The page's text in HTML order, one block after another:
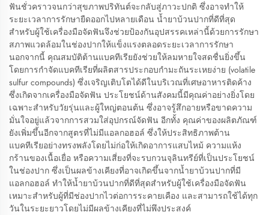
ฟันชั่วคราวจนกว่าสุขภาพปริทันต์จะกลับสู่ภาวะปกติ ซึ่งอาจทำให้
ระยะเวลาการรักษายืดออกไปหลายเดือน น้ำยาบ้วนปากที่ดีที่สุด
สำหรับผู้ใช้เครื่องมือจัดฟันจึงช่วยป้องกันอุปสรรคเหล่านี้ด้วยการรักษา
สภาพแวดล้อมในช่องปากให้แข็งแรงตลอดระยะเวลาการรักษา
นอกจากนี้ คุณสมบัติต้านแบคทีเรียยังช่วยให้ลมหายใจสดชื่นยิ่งขึ้น
โดยการกำจัดแบคทีเรียที่ผลิตสารประกอบกำมะถันระเหยง่าย (volatile
sulfur compounds) ซึ่งเจริญเติบโตได้ดีในบริเวณที่เศษอาหารติดค้าง
ซึ่งเกิดจากเครื่องมือจัดฟัน ประโยชน์ด้านสังคมนี้มีคุณค่าอย่างยิ่งโดย
เฉพาะสำหรับวัยรุ่นและผู้ใหญ่ตอนต้น ซึ่งอาจรู้สึกอายหรือขาดความ
มั่นใจอยู่แล้วจากการสวมใส่อุปกรณ์จัดฟัน อีกทั้ง คุณค่าของผลิตภัณฑ์
ยังเพิ่มขึ้นอีกจากสูตรที่ไม่มีแอลกอฮอล์ ซึ่งให้ประสิทธิภาพต้าน
แบคทีเรียอย่างทรงพลังโดยไม่ก่อให้เกิดอาการแสบไหม้ ความแห้ง
กร้านของเนื้อเยื่อ หรือความเสี่ยงที่จะรบกวนจุลินทรีย์ที่เป็นประโยชน์
ในช่องปาก ซึ่งเป็นผลข้างเคียงที่อาจเกิดขึ้นจากน้ำยาบ้วนปากที่มี
แอลกอฮอล์ ทำให้น้ำยาบ้วนปากที่ดีที่สุดสำหรับผู้ใช้เครื่องมือจัดฟัน
เหมาะสำหรับผู้ที่มีช่องปากไวต่อการระคายเคือง และสามารถใช้ได้ทุก
วันในระยะยาวโดยไม่มีผลข้างเคียงที่ไม่พึงประสงค์